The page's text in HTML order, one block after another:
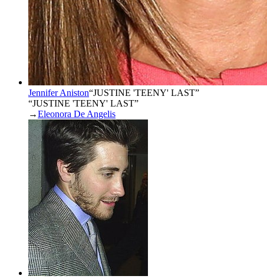
Jennifer Aniston“JUSTINE 'TEENY' LAST”
“JUSTINE 'TEENY' LAST”
→Eleonora De Angelis